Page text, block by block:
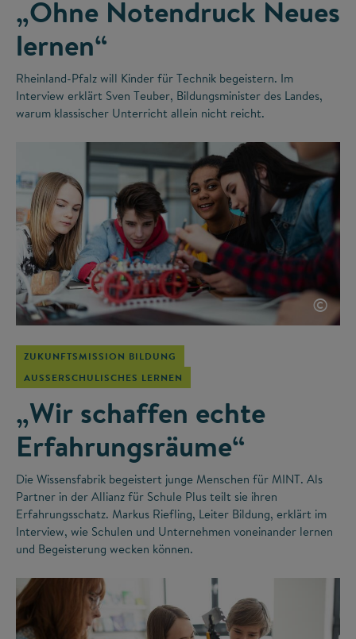
„Ohne Notendruck Neues
lernen“
Rheinland-Pfalz will Kinder für Technik begeistern. Im
Interview erklärt Sven Teuber, Bildungsminister des Landes,
warum klassischer Unterricht allein nicht reicht.
©
ZUKUNFTSMISSION BILDUNG
AUSSERSCHULISCHES LERNEN
„Wir schaffen echte
Erfahrungsräume“
Die Wissensfabrik begeistert junge Menschen für MINT. Als
Partner in der Allianz für Schule Plus teilt sie ihren
Erfahrungsschatz. Markus Riefling, Leiter Bildung, erklärt im
Interview, wie Schulen und Unternehmen voneinander lernen
und Begeisterung wecken können.